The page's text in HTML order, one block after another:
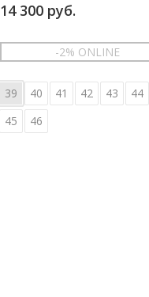
14 300 руб.
-2% ONLINE
39 40 41 42 43
44
45
46